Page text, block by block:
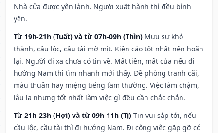
Nhà cửa được yên lành. Người xuất hành thì đều bình
yên.
Từ 19h-21h (Tuất) và từ 07h-09h (Thìn) Mưu sự khó
thành, cầu lộc, cầu tài mờ mịt. Kiện cáo tốt nhất nên hoãn
lại. Người đi xa chưa có tin về. Mất tiền, mất của nếu đi
hướng Nam thì tìm nhanh mới thấy. Đề phòng tranh cãi,
mâu thuẫn hay miệng tiếng tầm thường. Việc làm chậm,
lâu la nhưng tốt nhất làm việc gì đều cần chắc chắn.
Từ 21h-23h (Hợi) và từ 09h-11h (Tị) Tin vui sắp tới, nếu
cầu lộc, cầu tài thì đi hướng Nam. Đi công việc gặp gỡ có